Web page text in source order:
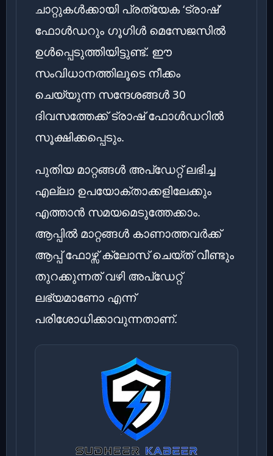
ചാറ്റുകൾക്കായി പ്രത്യേക ‘ട്രാഷ്’
ഫോൾഡറും ഗൂഗിൾ മെസേജസിൽ
ഉൾപ്പെടുത്തിയിട്ടുണ്ട്. ഈ
സംവിധാനത്തിലൂടെ നീക്കം
ചെയ്യുന്ന സന്ദേശങ്ങൾ 30
ദിവസത്തേക്ക് ട്രാഷ് ഫോൾഡറിൽ
സൂക്ഷിക്കപ്പെടും.
പുതിയ മാറ്റങ്ങൾ അപ്‌ഡേറ്റ് ലഭിച്ച
എല്ലാ ഉപയോക്താക്കളിലേക്കും
എത്താൻ സമയമെടുത്തേക്കാം.
ആപ്പിൽ മാറ്റങ്ങൾ കാണാത്തവർക്ക്
ആപ്പ് ഫോഴ്സ് ക്ലോസ് ചെയ്ത് വീണ്ടും
തുറക്കുന്നത് വഴി അപ്‌ഡേറ്റ്
ലഭ്യമാണോ എന്ന്
പരിശോധിക്കാവുന്നതാണ്.